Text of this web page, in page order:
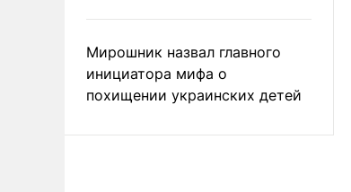
Мирошник назвал главного
инициатора мифа о
похищении украинских детей